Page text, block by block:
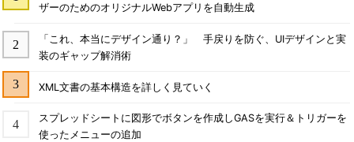
ザーのためのオリジナルWebアプリを自動生成
「これ、本当にデザイン通り？」 手戻りを防ぐ、UIデザインと実
装のギャップ解消術
XML文書の基本構造を詳しく見ていく
スプレッドシートに図形でボタンを作成しGASを実行＆トリガーを
使ったメニューの追加